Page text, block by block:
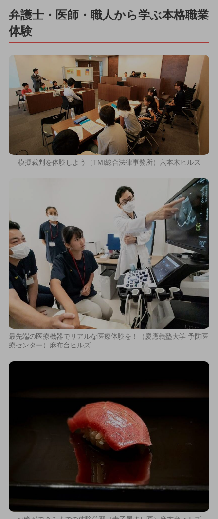
弁護士・医師・職人から学ぶ本格職業
体験
模擬裁判を体験しよう（TMI総合法律事務所）六本木ヒルズ
最先端の医療機器でリアルな医療体験を！（慶應義塾大学 予防医
療センター）麻布台ヒルズ